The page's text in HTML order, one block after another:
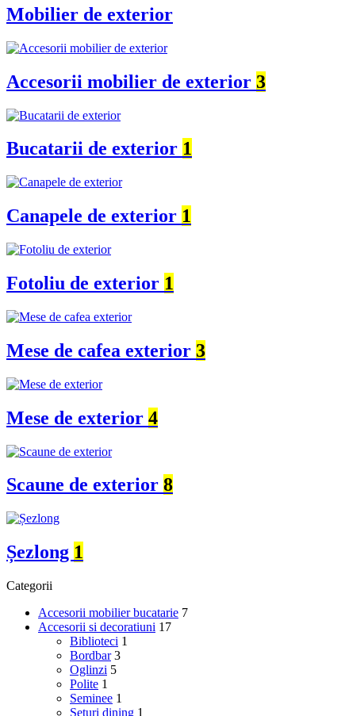
Mobilier de exterior
Accesorii mobilier de exterior 3
Bucatarii de exterior 1
Canapele de exterior 1
Fotoliu de exterior 1
Mese de cafea exterior 3
Mese de exterior 4
Scaune de exterior 8
Șezlong 1
Categorii
Accesorii mobilier bucatarie 7
Accesorii si decoratiuni 17
Biblioteci 1
Bordbar 3
Oglinzi 5
Polite 1
Seminee 1
Seturi dining 1